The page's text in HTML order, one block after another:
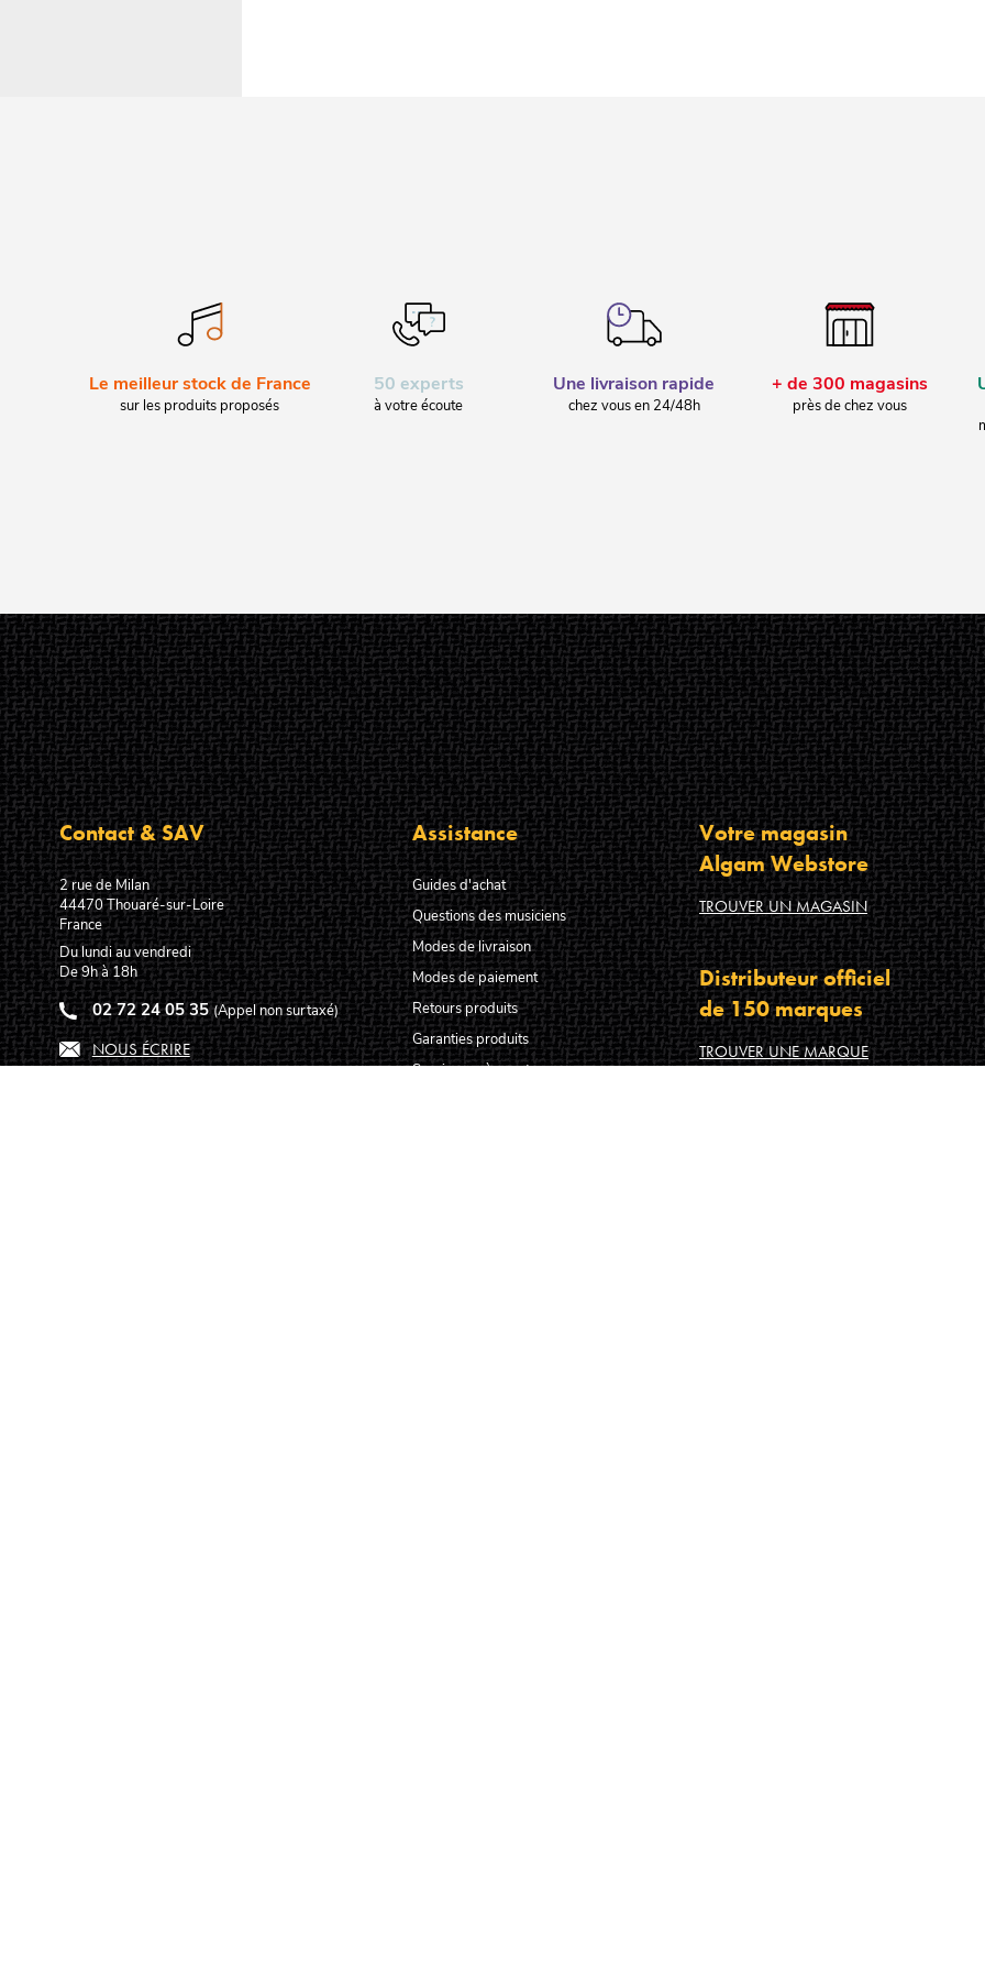
Le meilleur stock de France
sur les produits proposés
50 experts
à votre écoute
Une livraison rapide
chez vous en 24/48h
+ de 300 magasins
près de chez vous
Contact & SAV
2 rue de Milan
44470Thouaré-sur-Loire
France
Du lundi au vendredi
De 9h à 18h
02 72 24 05 35 (Appel non surtaxé)
NOUS ÉCRIRE
Assistance
Guides d'achat
Questions des musiciens
Modes de livraison
Modes de paiement
Retours produits
Garanties produits
Service après vente
Votre magasin
Algam Webstore
TROUVER UN MAGASIN
Distributeur officiel
de 150 marques
TROUVER UNE MARQUE